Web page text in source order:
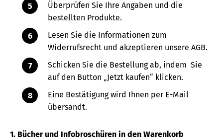
Überprüfen Sie Ihre Angaben und die
bestellten Produkte.
Lesen Sie die Informationen zum
Widerrufsrecht und akzeptieren unsere AGB.
Schicken Sie die Bestellung ab, indem Sie
auf den Button „Jetzt kaufen“ klicken.
Eine Bestätigung wird Ihnen per E-Mail
übersandt.
1. Bücher und Infobroschüren in den Warenkorb